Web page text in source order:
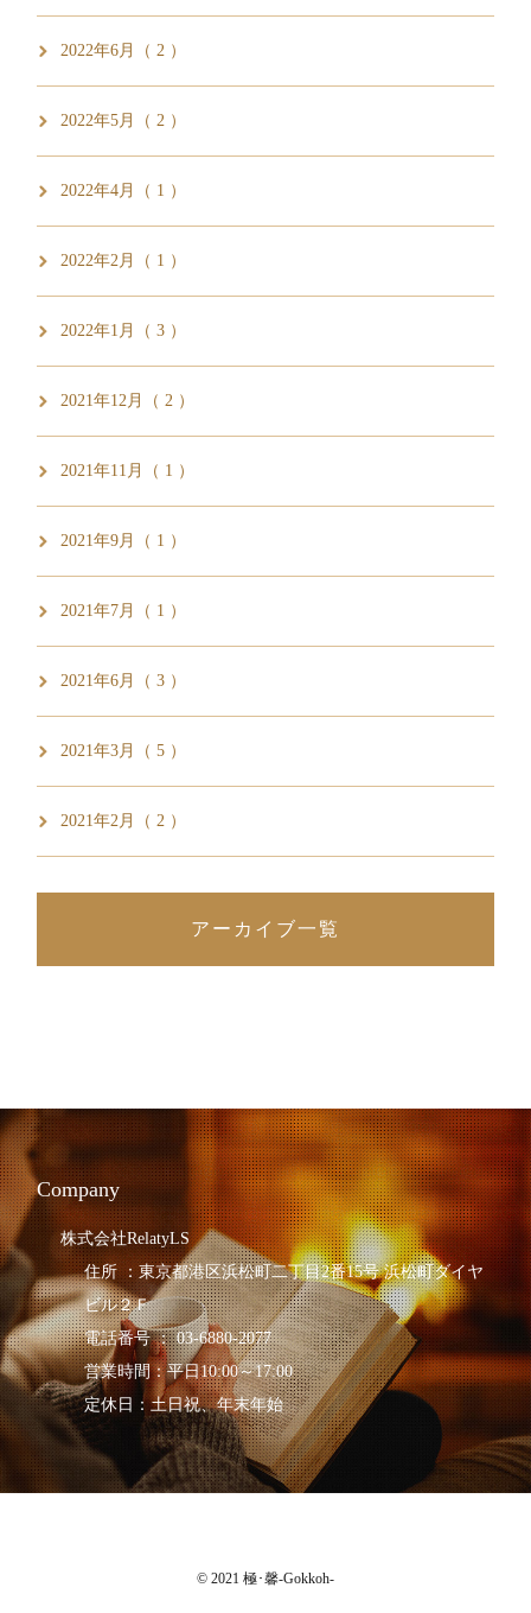
2022年6月（ 2 ）
2022年5月（ 2 ）
2022年4月（ 1 ）
2022年2月（ 1 ）
2022年1月（ 3 ）
2021年12月（ 2 ）
2021年11月（ 1 ）
2021年9月（ 1 ）
2021年7月（ 1 ）
2021年6月（ 3 ）
2021年3月（ 5 ）
2021年2月（ 2 ）
アーカイブ一覧
Company
株式会社RelatyLS
住所 ：東京都港区浜松町二丁目2番15号 浜松町ダイヤ
ビル２Ｆ
電話番号 ： 03-6880-2077
営業時間：平日10:00～17:00
定休日：土日祝、年末年始
© 2021 極･馨-Gokkoh-